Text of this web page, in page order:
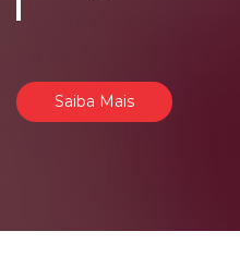
Saiba Mais